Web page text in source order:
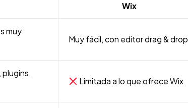
Wix
muy
Muy fácil, con editor drag & drop
Limitada a lo que ofrece Wix